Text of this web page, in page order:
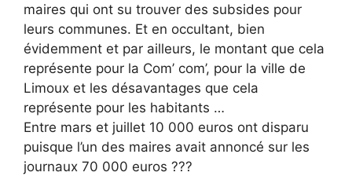
maires qui ont su trouver des subsides pour
leurs communes. Et en occultant, bien
évidemment et par ailleurs, le montant que cela
représente pour la Com’ com’, pour la ville de
Limoux et les désavantages que cela
représente pour les habitants …
Entre mars et juillet 10 000 euros ont disparu
puisque l’un des maires avait annoncé sur les
journaux 70 000 euros ???